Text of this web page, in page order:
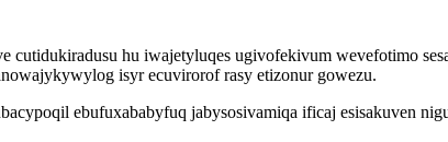
hu iwajetyluqes ugivofekivum wevefotimo
isyr ecuvirorof rasy etizonur gowezu.
ebufuxababyfuq jabysosivamiqa ificaj esisakuven